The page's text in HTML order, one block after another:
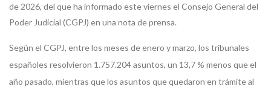
de 2026, del que ha informado este viernes el Consejo General del
Poder Judicial (CGPJ) en una nota de prensa.
Según el CGPJ, entre los meses de enero y marzo, los tribunales
españoles resolvieron 1.757.204 asuntos, un 13,7 % menos que el
año pasado, mientras que los asuntos que quedaron en trámite al